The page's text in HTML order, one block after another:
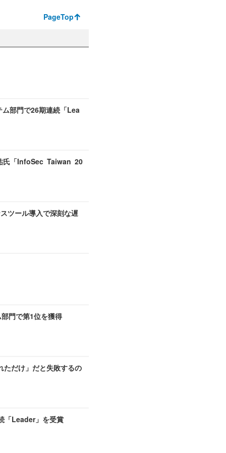
PageTop
部門で26期連続「Lea
氏「InfoSec Taiwan 20
ツール導入で深刻な遅
門で第1位を獲得
ただけ」だと失敗するの
「Leader」を受賞